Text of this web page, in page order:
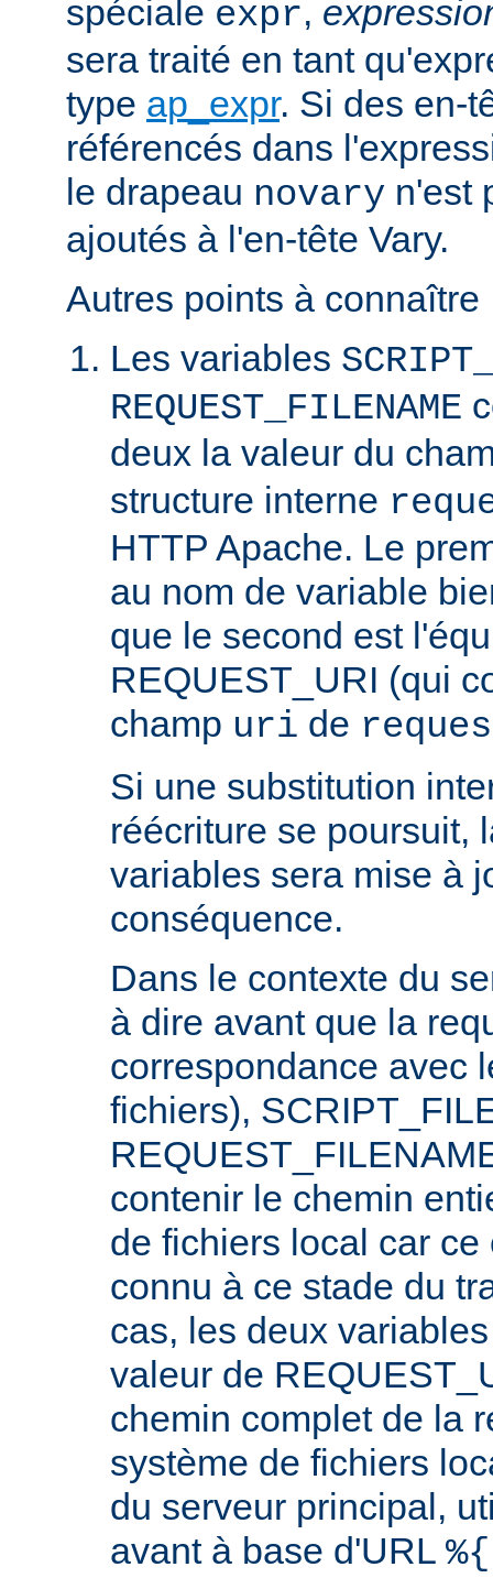
spéciale expr,
sera traité en tant
type ap_expr. Si des en-
référencés dans
le drapeau novary n'est
ajoutés à l'en-tête Vary.
Autres points à connaître
Les variables
REQUEST_FILENAME
deux la valeur du
structure interne
HTTP Apache. Le
au nom de variable
que le second est
REQUEST_URI (qui
champ uri de
Si une substitution
réécriture se poursuit,
variables sera mise à
conséquence.
Dans le contexte du
à dire avant que la
correspondance avec
fichiers),
contenir le chemin
de fichiers local car
connu à ce stade du
cas, les deux
valeur de
chemin complet de la
système de fichiers
du serveur principal,
avant à base d'URL